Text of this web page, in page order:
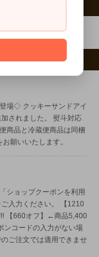
場◇ クッキーサンドアイ
されました。
熨斗対応
商品と冷蔵便商品は同梱
願いいたします。
ショップクーポンを利用
入力ください。
【1210
【660オフ】←商品5,400
ンコードの入力がない場
ご注文では適用できませ